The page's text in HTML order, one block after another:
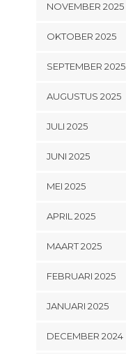
NOVEMBER 2025
OKTOBER 2025
SEPTEMBER 2025
AUGUSTUS 2025
JULI 2025
JUNI 2025
MEI 2025
APRIL 2025
MAART 2025
FEBRUARI 2025
JANUARI 2025
DECEMBER 2024